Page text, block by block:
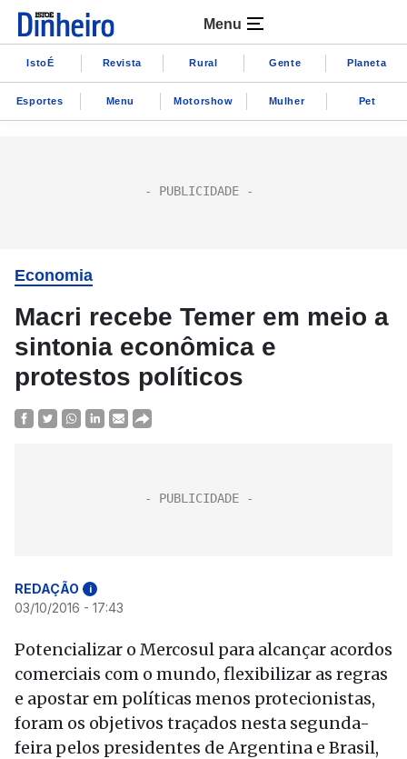
Menu
IstoÉ Revista Rural Gente Planeta
Esportes Menu Motorshow Mulher Pet
Economia
Macri recebe Temer em meio a
sintonia econômica e
protestos políticos
REDAÇÃO i
03/10/2016 - 17:43
Potencializar o Mercosul para alcançar acordos
comerciais com o mundo, flexibilizar as regras
e apostar em políticas menos protecionistas,
foram os objetivos traçados nesta segunda-
feira pelos presidentes de Argentina e Brasil,